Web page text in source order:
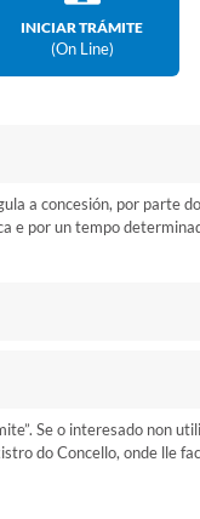
INICIAR TRÁMITE
(on Line)
a concesión, por parte
e por un tempo
Se o interesado non
do Concello, onde lle